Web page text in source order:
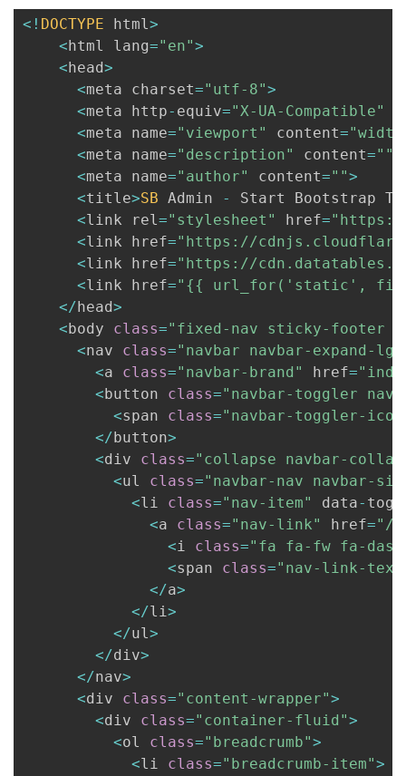
< ! DOCTYPE html>
<html lang="en">
<head>
<meta charset="utf-8">
<meta http- equiv="X-UA-Compatible"
<meta name="viewport" content=
<meta name="description" content=""
<meta name="author" content="">
<title>SB Admin -
Start Bootstrap
<link rel="stylesheet" href="https://
<link href="https://
<link href="https://
<link href="{{ url_for('static',
</head>
<body class="fixed-nav sticky-footer
<nav class="navbar navbar-expand-
<a class="navbar-brand" href=
<button class="navbar-toggler
<span class="navbar-toggler-
</button>
<div class="collapse navbar-
<ul class="navbar-nav navbar-
<li class="nav-item" data-
<a class="nav-link" href="/
<i class="fa fa-fw fa-
<span class="nav-link-
</a>
</li>
</ul>
</div>
</nav>
<div class="content-wrapper">
<div class="container-fluid">
<ol class="breadcrumb">
<li class="breadcrumb-item">